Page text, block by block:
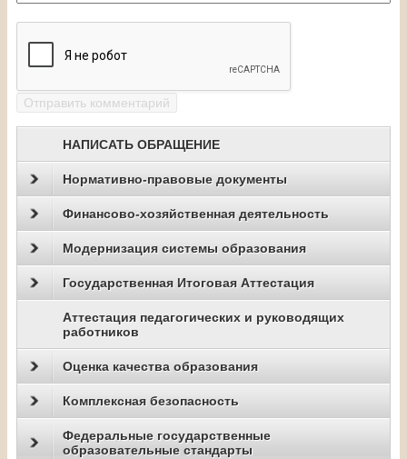
НАПИСАТЬ ОБРАЩЕНИЕ
Нормативно-правовые документы
Финансово-хозяйственная деятельность
Модернизация системы образования
Государственная Итоговая Аттестация
Аттестация педагогических и руководящих
работников
Оценка качества образования
Комплексная безопасность
Федеральные государственные
образовательные стандарты